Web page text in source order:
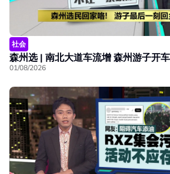
社会
森州选 | 南北大道车流增 森州游子开
01/08/2026